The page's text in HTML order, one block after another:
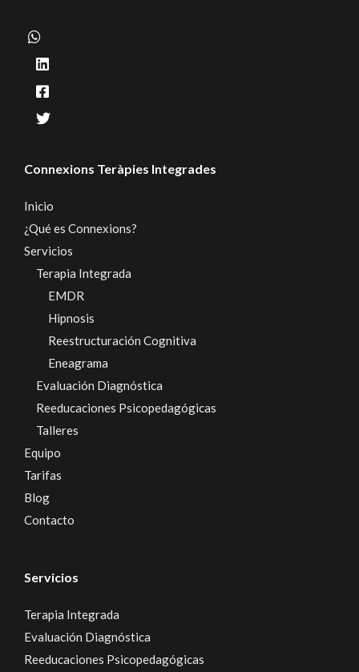
Connexions Teràpies Integrades
Inicio
¿Qué es Connexions?
Servicios
Terapia Integrada
EMDR
Hipnosis
Reestructuración Cognitiva
Eneagrama
Evaluación Diagnóstica
Reeducaciones Psicopedagógicas
Talleres
Equipo
Tarifas
Blog
Contacto
Servicios
Terapia Integrada
Evaluación Diagnóstica
Reeducaciones Psicopedagógicas